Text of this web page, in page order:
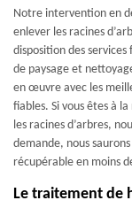
Notre intervention en
enlever les racines
disposition des
de paysage et
en œuvre avec les
fiables. Si vous êtes à
les racines d’arbres,
demande, nous
récupérable en moins
Le traitement de